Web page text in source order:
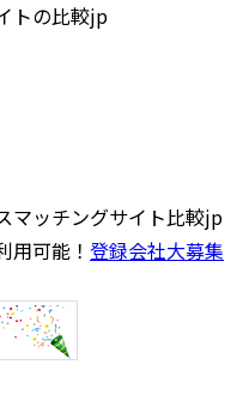
トの比較jp
マッチングサイト比較jp
用可能！ 登録会社大募集